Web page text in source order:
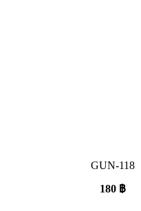
GUN-118
180 ฿